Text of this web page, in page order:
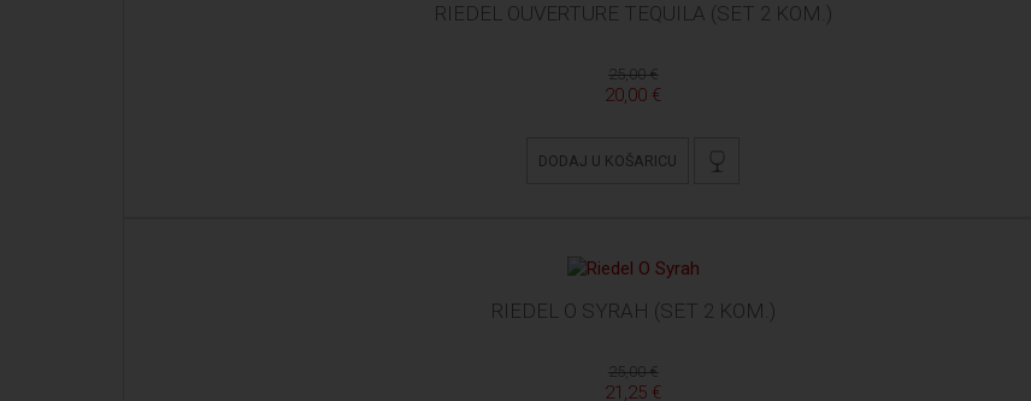
RIEDEL OUVERTURE TEQUILA (SET 2 KOM.)
25,00 €
20,00 €
DODAJ U KOŠARICU
RIEDEL O SYRAH (SET 2 KOM.)
25,00 €
21,25 €